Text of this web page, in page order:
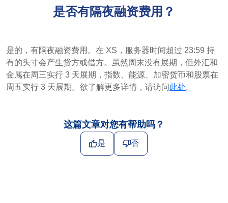
是否有隔夜融资费用？
是的，有隔夜融资费用。在 XS，服务器时间超过 23:59 持
有的头寸会产生贷方或借方。虽然周末没有展期，但外汇和
金属在周三实行 3 天展期，指数、能源、加密货币和股票在
周五实行 3 天展期。欲了解更多详情，请访问此处.
这篇文章对您有帮助吗？
是 否